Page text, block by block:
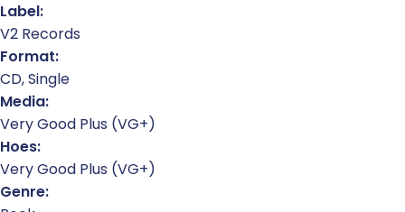
Label:
V2 Records
Format:
CD, Single
Media:
Very Good Plus (VG+)
Hoes:
Very Good Plus (VG+)
Genre: